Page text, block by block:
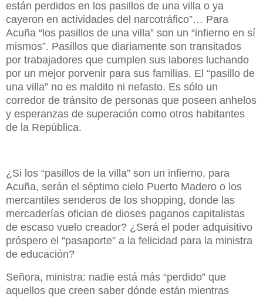
están perdidos en los pasillos de una villa o ya
cayeron en actividades del narcotráfico”… Para
Acuña “los pasillos de una villa” son un “infierno en sí
mismos”. Pasillos que diariamente son transitados
por trabajadores que cumplen sus labores luchando
por un mejor porvenir para sus familias. El “pasillo de
una villa” no es maldito ni nefasto. Es sólo un
corredor de tránsito de personas que poseen anhelos
y esperanzas de superación como otros habitantes
de la República.
¿Si los “pasillos de la villa” son un infierno, para
Acuña, serán el séptimo cielo Puerto Madero o los
mercantiles senderos de los shopping, donde las
mercaderías ofician de dioses paganos capitalistas
de escaso vuelo creador? ¿Será el poder adquisitivo
próspero el “pasaporte” a la felicidad para la ministra
de educación?
Señora, ministra: nadie está más “perdido” que
aquellos que creen saber dónde están mientras